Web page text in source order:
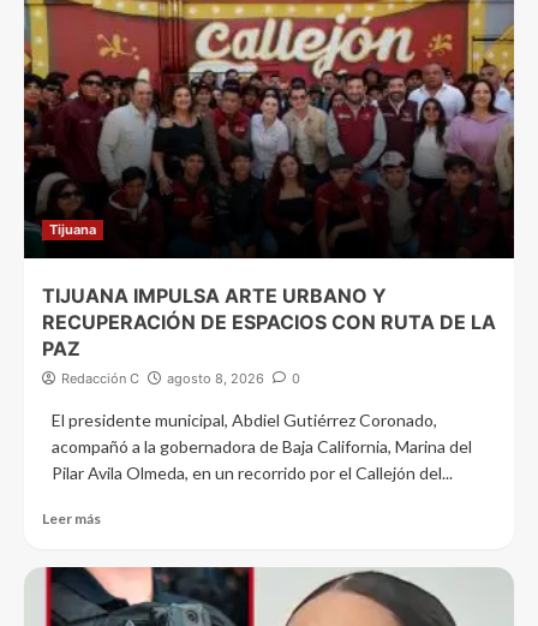
Tijuana
TIJUANA IMPULSA ARTE URBANO Y
RECUPERACIÓN DE ESPACIOS CON RUTA DE LA
PAZ
Redacción C agosto 8, 2026 0
El presidente municipal, Abdiel Gutiérrez Coronado,
acompañó a la gobernadora de Baja California, Marina del
Pilar Avila Olmeda, en un recorrido por el Callejón del...
Leer más